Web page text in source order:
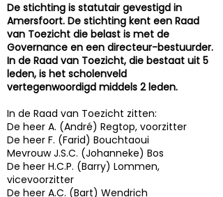
De stichting is statutair gevestigd in
Amersfoort. De stichting kent een Raad
van Toezicht die belast is met de
Governance en een directeur-bestuurder.
In de Raad van Toezicht, die bestaat uit 5
leden, is het scholenveld
vertegenwoordigd middels 2 leden.
In de Raad van Toezicht zitten:
De heer A. (André) Regtop, voorzitter
De heer F. (Farid) Bouchtaoui
Mevrouw J.S.C. (Johanneke) Bos
De heer H.C.P. (Barry) Lommen,
vicevoorzitter
De heer A.C. (Bart) Wendrich